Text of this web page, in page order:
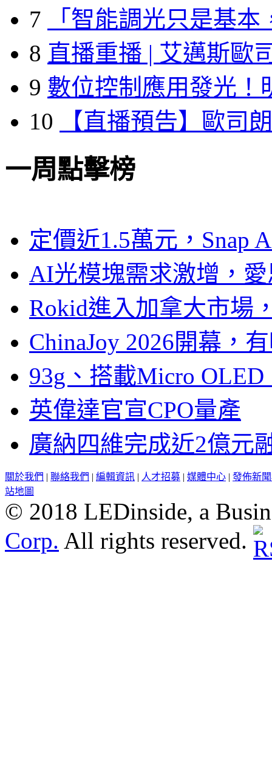
7
「智能調光只是基本
8 直播重播 | 艾邁斯歐
9 數位控制應用發光！
10
【直播預告】歐司
一周點擊榜
定價近1.5萬元，Snap
AI光模塊需求激增，
Rokid進入加拿大市場
ChinaJoy 2026開幕，
93g、搭載Micro
英偉達官宣CPO量產
廣納四維完成近2億元
關於我們 | 聯絡我們 | 編輯資訊 | 人才招募 | 媒體中心 | 發佈新
站地圖
© 2018 LEDinside, a
Corp. All rights reserved.